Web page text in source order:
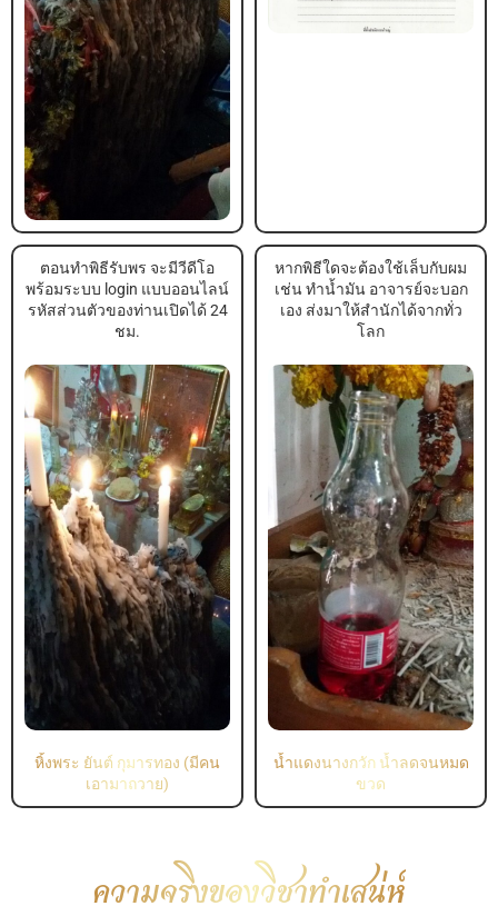
ตอนทำพิธีรับพร จะมีวีดีโอ
พร้อมระบบ login แบบออนไลน์
รหัสส่วนตัวของท่านเปิดได้ 24
ชม.
หิ้งพระ ยันต์ กุมารทอง (มีคน
เอามาถวาย)
หากพิธีใดจะต้องใช้เล็บกับผม
เช่น ทำน้ำมัน อาจารย์จะบอก
เอง ส่งมาให้สำนักได้จากทั่ว
โลก
น้ำแดงนางกวัก น้ำลดจนหมด
ขวด
ความจริงของวิชาทำเสน่ห์